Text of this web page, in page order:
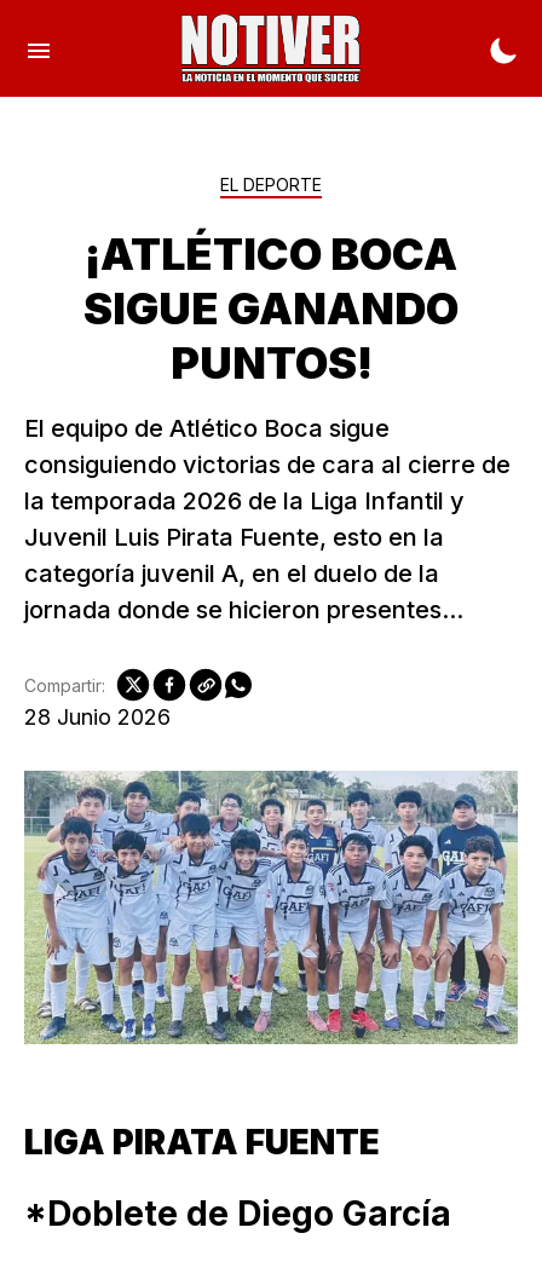
EL DEPORTE
¡ATLÉTICO BOCA
SIGUE GANANDO
PUNTOS!
El equipo de Atlético Boca sigue
consiguiendo victorias de cara al cierre de
la temporada 2026 de la Liga Infantil y
Juvenil Luis Pirata Fuente, esto en la
categoría juvenil A, en el duelo de la
jornada donde se hicieron presentes...
28 Junio 2026
Compartir:
LIGA PIRATA FUENTE
*Doblete de Diego García